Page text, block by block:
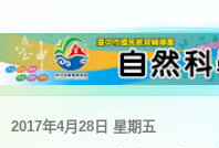
2017年4月28日 星期五